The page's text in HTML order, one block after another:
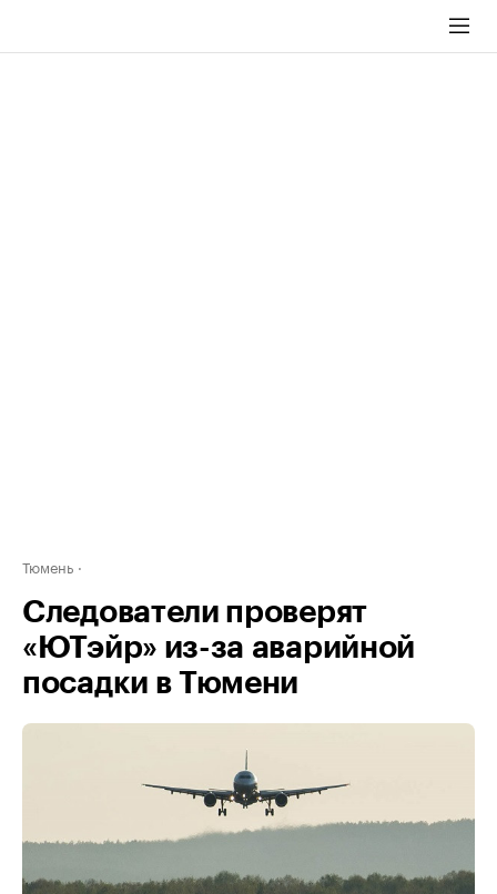
Тюмень
Следователи проверят
«ЮТэйр» из-за аварийной
посадки в Тюмени